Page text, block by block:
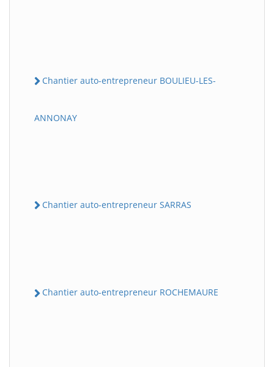
Chantier auto-entrepreneur BOULIEU-LES-
ANNONAY
Chantier auto-entrepreneur SARRAS
Chantier auto-entrepreneur ROCHEMAURE